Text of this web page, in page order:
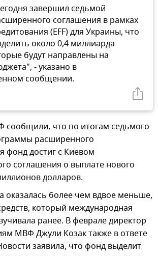
завершил седьмой
соглашения в рамках
(EFF) для Украины, что
около 0,4 миллиарда
будут направлены на
- указано в
сообщении.
сообщили, что по итогам седьмого
расширенного
фонд достиг с Киевом
соглашения о выплате нового
долларов.
оказалась более чем вдвое меньше,
который международная
ранее. В феврале директор
МВФ Джули Козак также в ответе
заявила, что фонд выделит